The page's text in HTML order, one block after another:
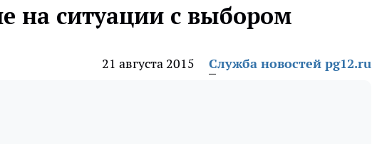
на ситуации с выбором
21 августа 2015 Служба новостей pg12.ru